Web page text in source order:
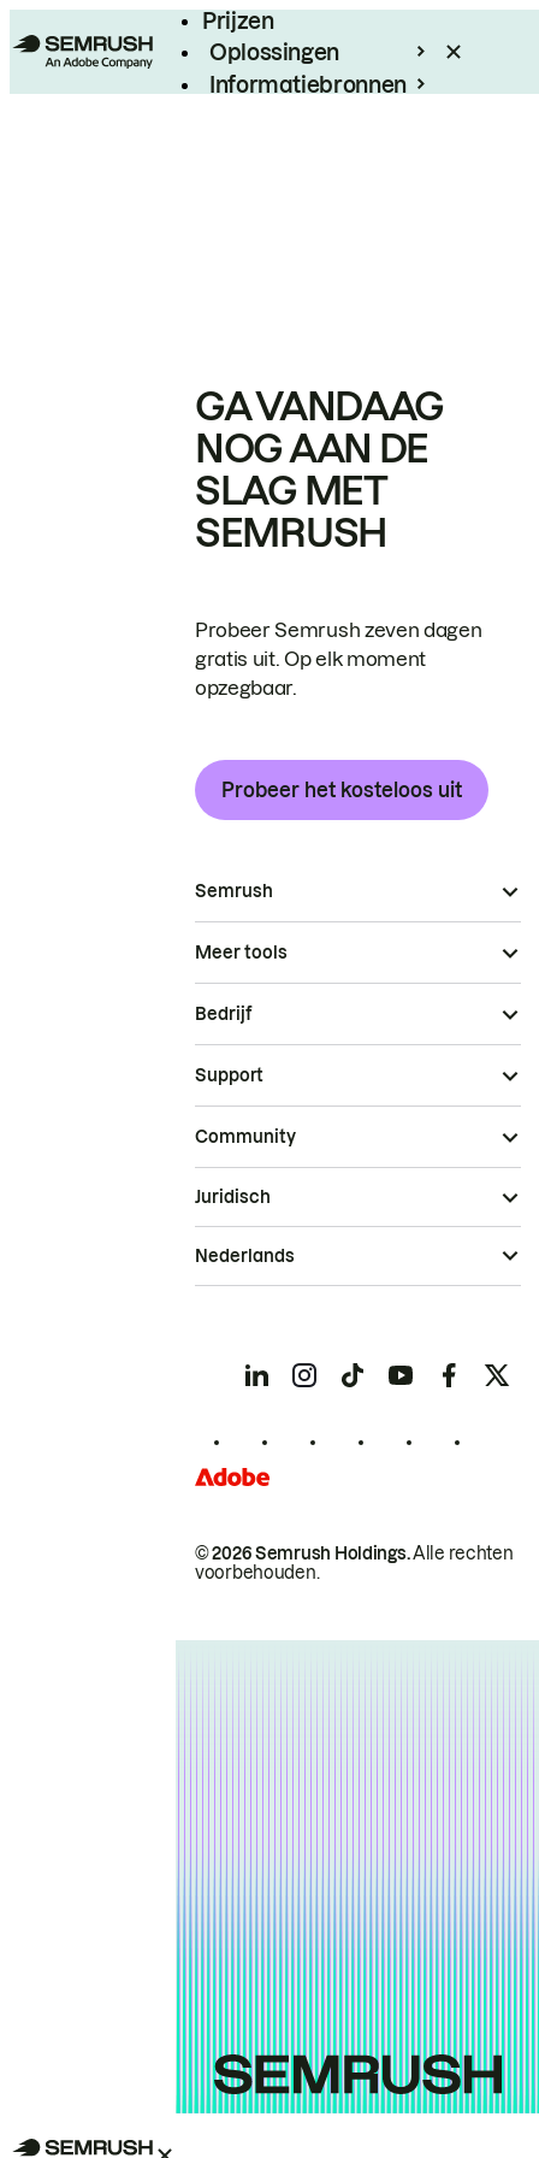
Prijzen
Oplossingen
Informatiebronnen
GA VANDAAG
NOG AAN DE
SLAG MET
SEMRUSH
Probeer Semrush zeven dagen
gratis uit. Op elk moment
opzegbaar.
Probeer het kosteloos uit
Semrush
Meer tools
Bedrijf
Support
Community
© 2026 Semrush Holdings.Alle rechten
voorbehouden.
Juridisch
Nederlands